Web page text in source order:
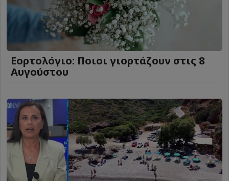
Εορτολόγιο: Ποιοι γιορτάζουν στις 8
Αυγούστου